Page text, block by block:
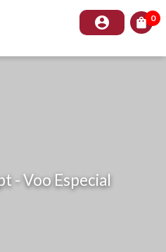
account_circle shopping_bag 0
- Voo Especial